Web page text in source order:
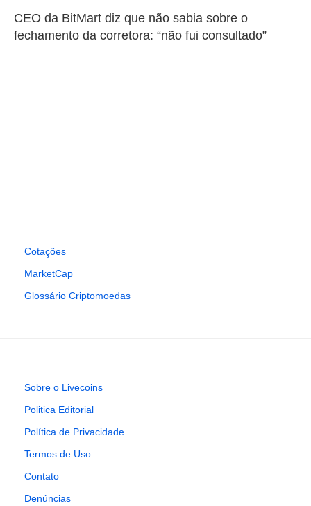
CEO da BitMart diz que não sabia sobre o
fechamento da corretora: “não fui consultado”
Cotações
MarketCap
Glossário Criptomoedas
Sobre o Livecoins
Politica Editorial
Política de Privacidade
Termos de Uso
Contato
Denúncias